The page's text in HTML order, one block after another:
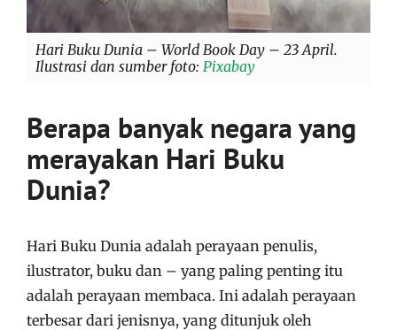
Hari Buku Dunia – World Book Day – 23 April.
Ilustrasi dan sumber foto: Pixabay
Berapa banyak negara yang
merayakan Hari Buku
Dunia?
Hari Buku Dunia adalah perayaan penulis,
ilustrator, buku dan – yang paling penting itu
adalah perayaan membaca. Ini adalah perayaan
terbesar dari jenisnya, yang ditunjuk oleh